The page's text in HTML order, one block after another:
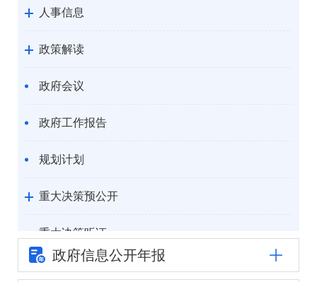
人事信息
政策解读
政府会议
政府工作报告
规划计划
重大决策预公开
重大决策听证
统计信息
政府信息公开年报